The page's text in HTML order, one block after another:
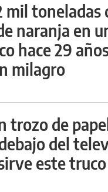
mil toneladas
naranja en
hace 29
milagro
trozo de
del
este truco